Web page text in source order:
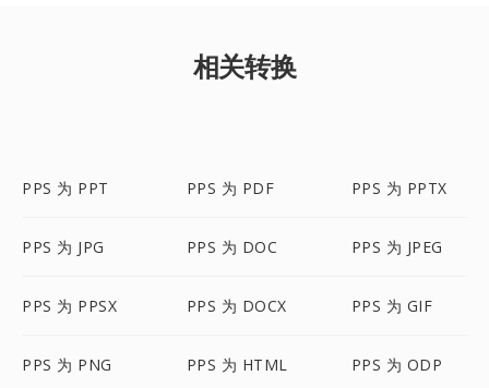
相关转换
PPS 为 PPT PPS 为 PDF PPS 为 PPTX
PPS 为 JPG PPS 为 DOC PPS 为 JPEG
PPS 为 PPSX PPS 为 DOCX PPS 为 GIF
PPS 为 PNG PPS 为 HTML PPS 为 ODP